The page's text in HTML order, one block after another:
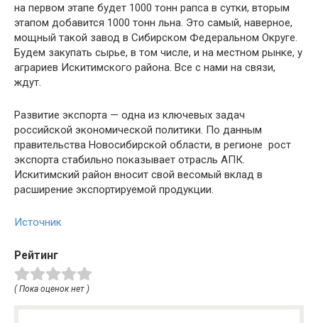
на первом этапе будет 1000 тонн рапса в сутки, вторым
этапом добавится 1000 тонн льна. Это самый, наверное,
мощный такой завод в Сибирском Федеральном Округе.
Будем закупать сырье, в том числе, и на местном рынке, у
аграриев Искитимского района. Все с нами на связи,
ждут.
Развитие экспорта — одна из ключевых задач
российской экономической политики. По данным
правительства Новосибирской области, в регионе рост
экспорта стабильно показывает отрасль АПК.
Искитимский район вносит свой весомый вклад в
расширение экспортируемой продукции.
Источник
Рейтинг
( Пока оценок нет )